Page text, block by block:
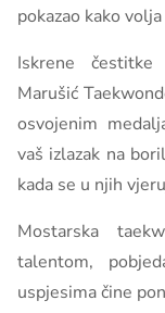
pokazao kako
Iskrene
Marušić
osvojenim
vaš izlazak na
kada se u njih
Mostarska
talentom,
uspjesima čine